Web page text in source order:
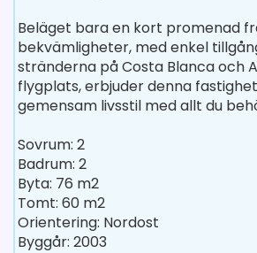
Beläget bara en kort promenad
bekvämligheter, med enkel
stränderna på Costa Blanca och
flygplats, erbjuder denna
gemensam livsstil med allt du
Sovrum: 2
Badrum: 2
Byta: 76 m2
Tomt: 60 m2
Orientering: Nordost
Byggår: 2003